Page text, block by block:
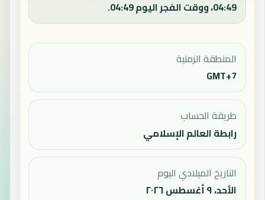
04:49، ووقت الفجر اليوم 04:49.
المنطقة الزمنية
GMT+7
طريقة الحساب
رابطة العالم الإسلامي
التاريخ الميلادي اليوم
الأحد، ٩ أغسطس ٢٠٢٦